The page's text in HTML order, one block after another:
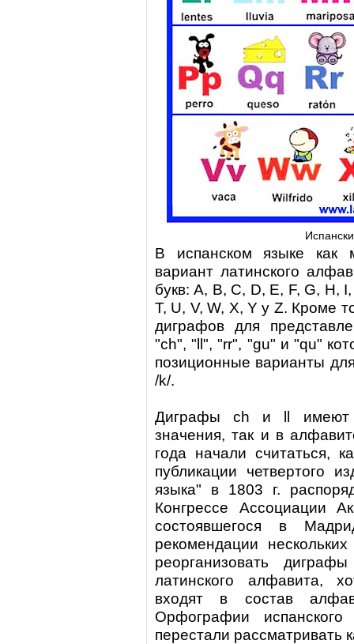
В испанском языке как
вариант латинского
букв: A, B, C, D, E, F, G, H,
T, U, V, W, X, Y y Z. Кроме
диграфов для
"ch", "ll", "rr", "gu" и "qu"
позиционные варианты
/k/.
Диграфы ch и ll имеют
значения, так и в
года начали считаться,
публикации четвертого
языка" в 1803 г.
Конгрессе Ассоциации
состоявшегося в
рекомендации
реорганизовать
латинского алфавита,
входят в состав
Орфографии
перестали рассматривать